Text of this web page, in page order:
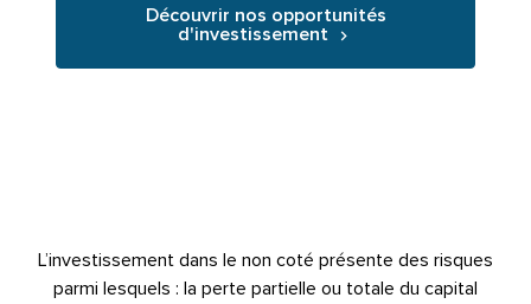
Découvrir nos opportunités
d'investissement
L’investissement dans le non coté présente des risques
parmi lesquels : la perte partielle ou totale du capital